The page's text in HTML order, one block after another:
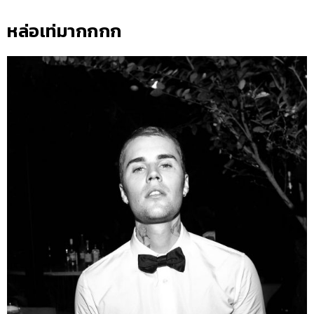
หล่อเท่มากกกก